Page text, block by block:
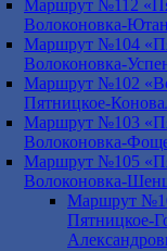
Маршрут №112
Волоконовка-
Маршрут №104
Волоконовка-
Маршрут №102
Пятницкое-
Маршрут №103
Волоконовка-
Маршрут №105
Волоконовка-
Маршрут
Пятницкое-